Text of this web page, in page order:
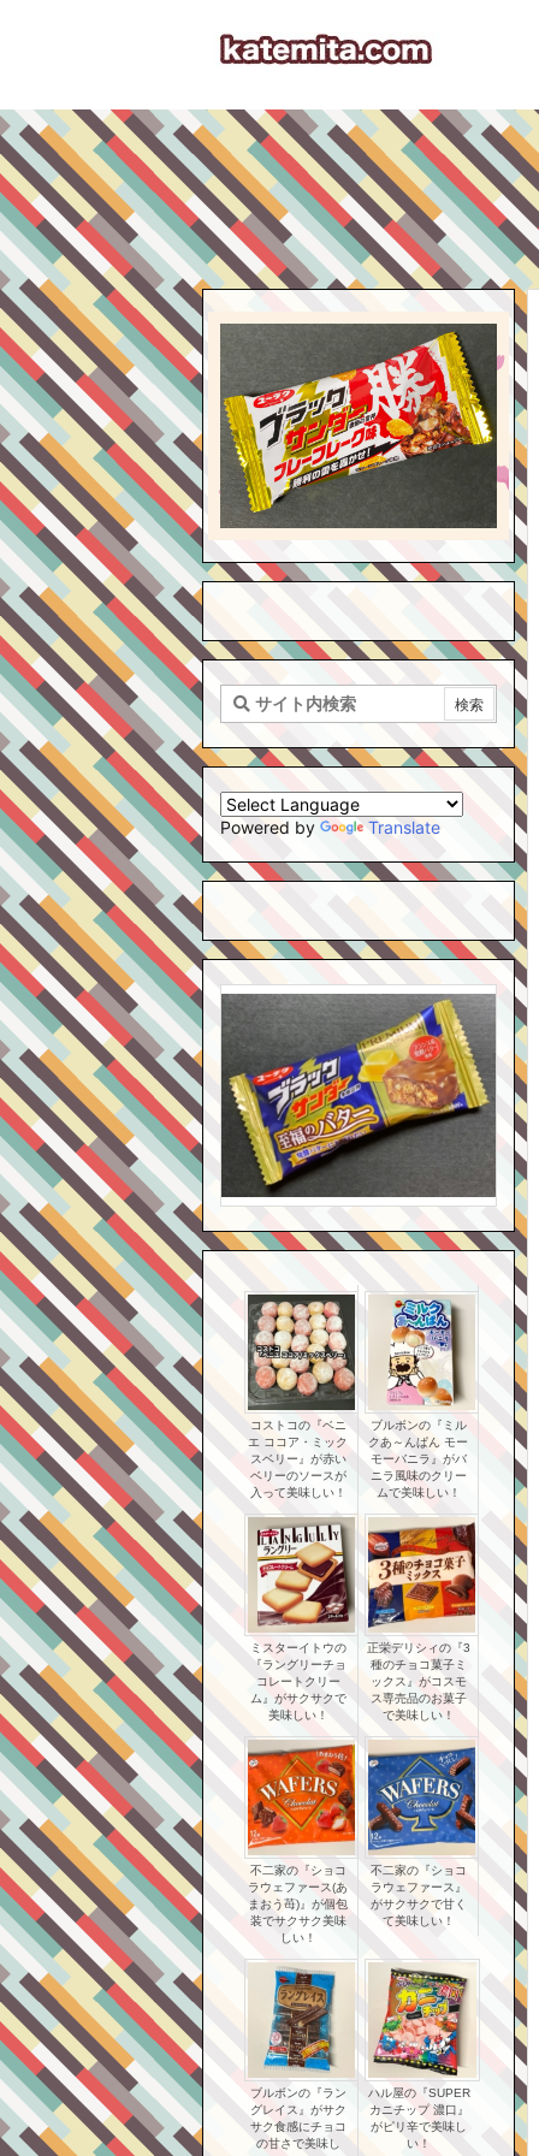
Powered by Translate
コストコの『ベニ
エ ココア・ミック
スベリー』が赤い
ベリーのソースが
入って美味しい！
ブルボンの『ミル
クあ～んぱん モー
モーバニラ』がバ
ニラ風味のクリー
ムで美味しい！
ミスターイトウの
『ラングリーチョ
コレートクリー
ム』がサクサクで
美味しい！
正栄デリシィの『3
種のチョコ菓子ミ
ックス』がコスモ
ス専売品のお菓子
で美味しい！
不二家の『ショコ
ラウェファース(あ
まおう苺)』が個包
装でサクサク美味
しい！
不二家の『ショコ
ラウェファース』
がサクサクで甘く
て美味しい！
ブルボンの『ラン
グレイス』がサク
サク食感にチョコ
の甘さで美味し
ハル屋の『SUPER
カニチップ 濃口』
がピリ辛で美味し
い！